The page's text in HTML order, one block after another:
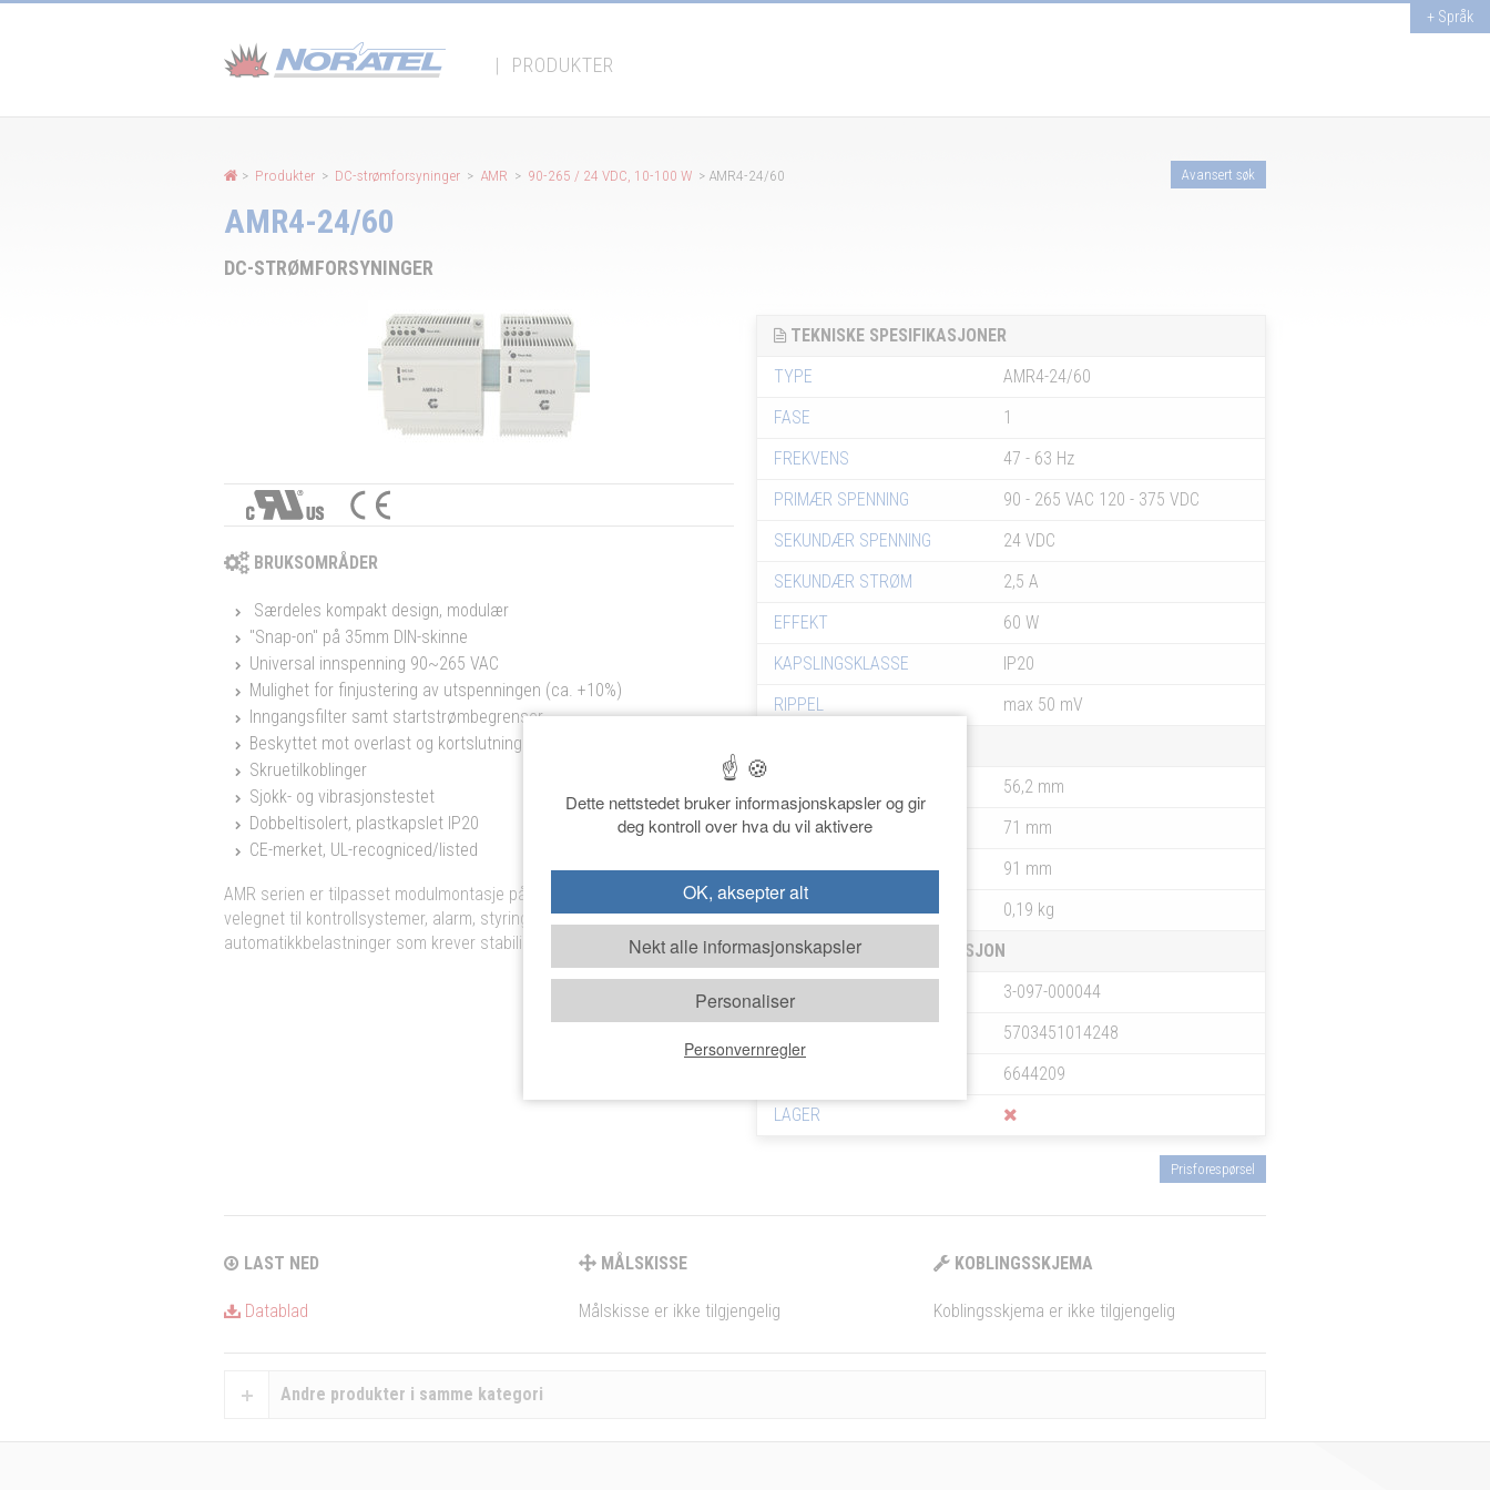
+ Språk
| PRODUKTER
> Produkter > DC-strømforsyninger > AMR > 90-265 / 24 VDC, 10-100 W > AMR4-24/60 Avansert søk
AMR4-24/60
DC-STRØMFORSYNINGER
BRUKSOMRÅDER
Særdeles kompakt design, modulær
"Snap-on" på 35mm DIN-skinne
Universal innspenning 90~265 VAC
Mulighet for finjustering av utspenningen (ca. +10%)
Inngangsfilter samt startstrømbegrenser
Beskyttet mot overlast og kortslutning
Skruetilkoblinger
Sjokk- og vibrasjonstestet
Dobbeltisolert, plastkapslet IP20
CE-merket, UL-recogniced/listed
AMR serien er tilpasset modulmontasje på 35mm DIN-skinne og
velegnet til kontrollsystemer, alarm, styring- og
automatikkbelastninger som krever stabilisert likespenning.
TEKNISKE SPESIFIKASJONER
TYPE
AMR4-24/60
FASE
1
FREKVENS
47 - 63 Hz
PRIMÆR SPENNING
90 - 265 VAC 120 - 375 VDC
SEKUNDÆR SPENNING
24 VDC
SEKUNDÆR STRØM
2,5 A
EFFEKT
60 W
KAPSLINGSKLASSE
IP20
RIPPEL
max 50 mV
56,2 mm
DYBDE
71 mm
HØYDE
91 mm
VEKT
0,19 kg
BESTILLINGSINFORMASJON
3-097-000044
5703451014248
6644209
LAGER
Prisforespørsel
LAST NED
Datablad
MÅLSKISSE
Målskisse er ikke tilgjengelig
KOBLINGSSKJEMA
Koblingsskjema er ikke tilgjengelig
Andre produkter i samme kategori
Panel for informasjonskapsler
Dette nettstedet bruker informasjonskapsler og gir
deg kontroll over hva du vil aktivere
OK, aksepter alt
Nekt alle informasjonskapsler
Personaliser
Personvernregler